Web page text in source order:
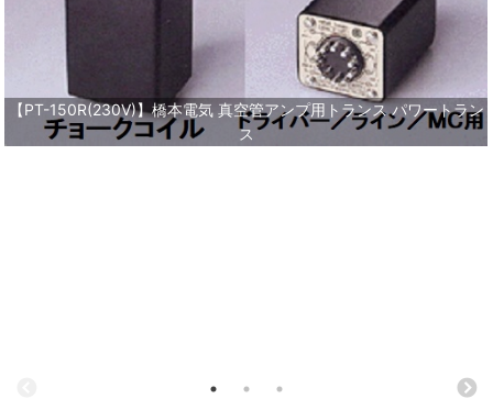
【PT-150R(230V)】橋本電気 真空管アンプ用トランス パワートラン
ス